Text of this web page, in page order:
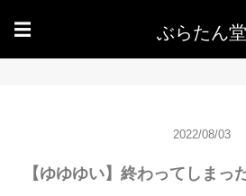
☰ ぶらたん堂
2022/08/03
【ゆゆゆい】終わってしまっ